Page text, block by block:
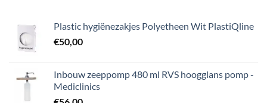
Plastic hygiënezakjes Polyetheen Wit PlastiQline
€50,00
Inbouw zeeppomp 480 ml RVS hoogglans pomp -
Mediclinics